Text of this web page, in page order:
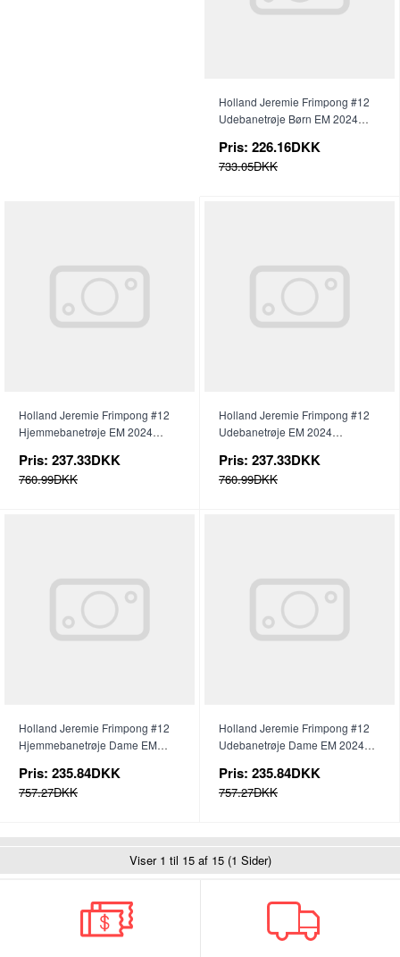
Holland Jeremie Frimpong #12
Udebanetrøje Børn EM 2024
Pris: 226.16DKK
733.05DKK
Holland Jeremie Frimpong #12
Hjemmebanetrøje EM 2024
Pris: 237.33DKK
760.99DKK
Holland Jeremie Frimpong #12
Udebanetrøje EM 2024
Pris: 237.33DKK
760.99DKK
Holland Jeremie Frimpong #12
Hjemmebanetrøje Dame EM
Pris: 235.84DKK
757.27DKK
Holland Jeremie Frimpong #12
Udebanetrøje Dame EM 2024
Pris: 235.84DKK
757.27DKK
Viser 1 til 15 af 15 (1 Sider)